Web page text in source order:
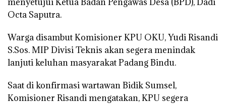
Octa Saputra.
Warga disambut Komisioner KPU OKU, Yudi Risandi
S.Sos. MIP Divisi Teknis akan segera menindak
lanjuti keluhan masyarakat Padang Bindu.
Saat di konfirmasi wartawan Bidik Sumsel,
Komisioner Risandi mengatakan, KPU segera